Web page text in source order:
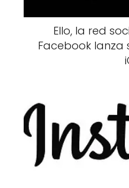
Ello, la red
Facebook lanza